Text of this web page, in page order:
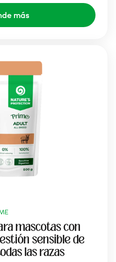
más
mascotas con
sensible de
las razas